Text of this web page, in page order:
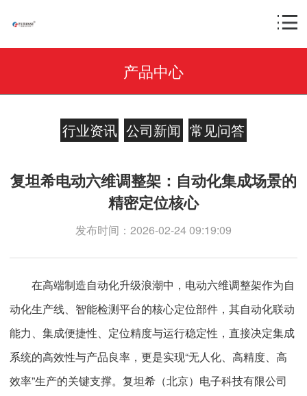
产品中心
行业资讯 公司新闻 常见问答
复坦希电动六维调整架：自动化集成场景的
精密定位核心
发布时间：2026-02-24 09:19:09
在高端制造自动化升级浪潮中，电动六维调整架作为自
动化生产线、智能检测平台的核心定位部件，其自动化联动
能力、集成便捷性、定位精度与运行稳定性，直接决定集成
系统的高效性与产品良率，更是实现“无人化、高精度、高
效率”生产的关键支撑。复坦希（北京）电子科技有限公司